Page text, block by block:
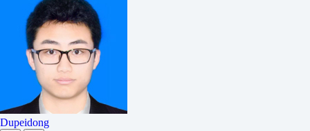
Dupeidong